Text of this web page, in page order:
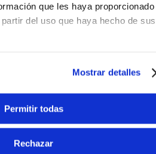
que les haya proporcionado
del uso que haya hecho de sus
Mostrar detalles
Permitir todas
Rechazar
calidad
por la TSA
modelos de guitarras
mm
1000 mm
inferior: 410 mm